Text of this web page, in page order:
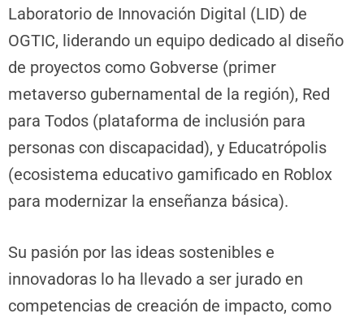
Laboratorio de Innovación Digital (LID) de
OGTIC, liderando un equipo dedicado al diseño
de proyectos como Gobverse (primer
metaverso gubernamental de la región), Red
para Todos (plataforma de inclusión para
personas con discapacidad), y Educatrópolis
(ecosistema educativo gamificado en Roblox
para modernizar la enseñanza básica).
Su pasión por las ideas sostenibles e
innovadoras lo ha llevado a ser jurado en
competencias de creación de impacto, como